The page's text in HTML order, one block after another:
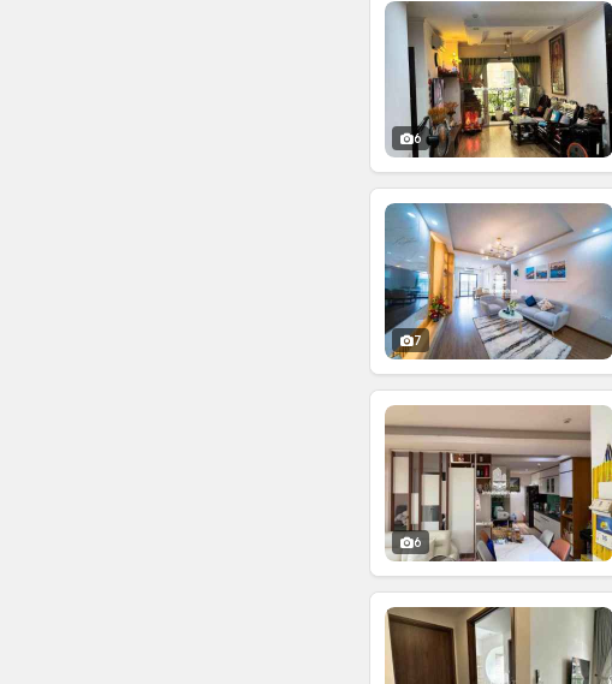
6
7
6